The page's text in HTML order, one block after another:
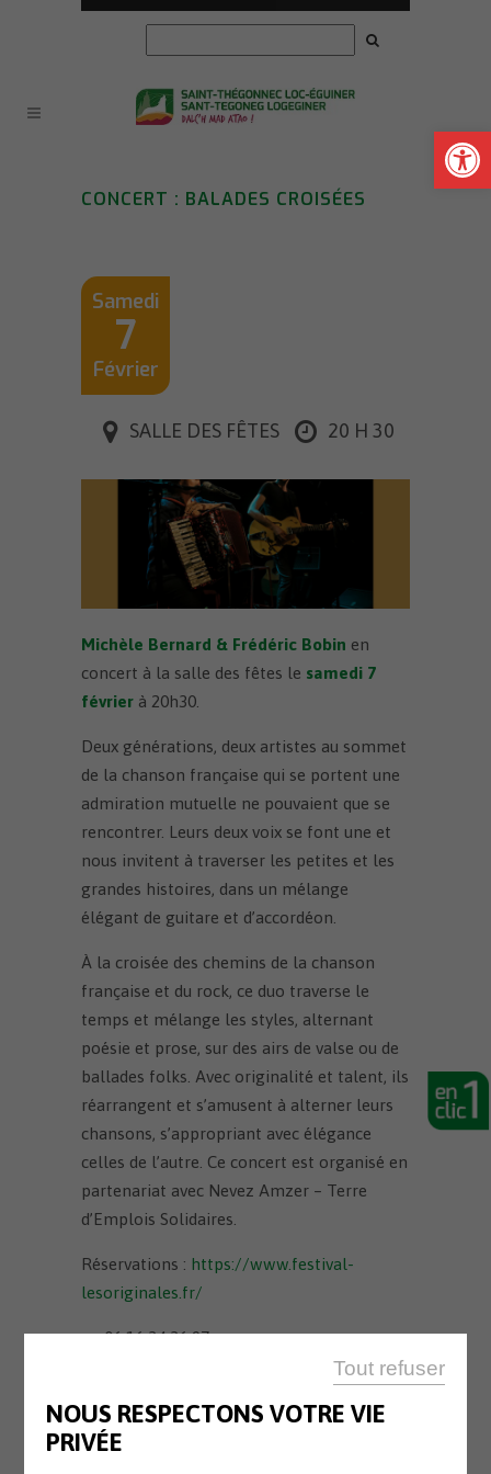
NOUS RESPECTONS VOTRE VIE
PRIVÉE
Tout refuser
Ouvrir
CONCERT : BALADES CROISÉES
Samedi
7
Février
SALLE DES FÊTES 20 H 30
Michèle Bernard & Frédéric Bobin en
concert à la salle des fêtes le samedi 7
février à 20h30.
Deux générations, deux artistes au sommet
de la chanson française qui se portent une
admiration mutuelle ne pouvaient que se
rencontrer. Leurs deux voix se font une et
nous invitent à traverser les petites et les
grandes histoires, dans un mélange
élégant de guitare et d’accordéon.
À la croisée des chemins de la chanson
française et du rock, ce duo traverse le
temps et mélange les styles, alternant
poésie et prose, sur des airs de valse ou de
ballades folks. Avec originalité et talent, ils
réarrangent et s’amusent à alterner leurs
chansons, s’appropriant avec élégance
celles de l’autre. Ce concert est organisé en
partenariat avec Nevez Amzer – Terre
d’Emplois Solidaires.
Réservations : https://www.festival-
lesoriginales.fr/
ou 06 16 34 36 97.